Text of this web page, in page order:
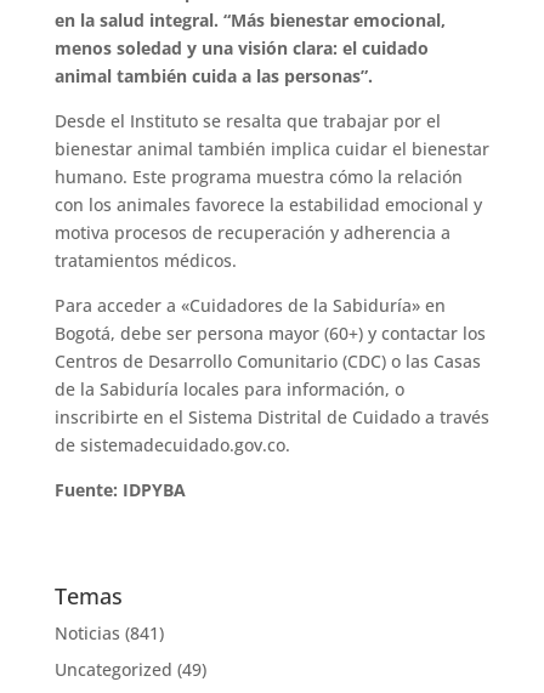
en la salud integral. “Más bienestar emocional,
menos soledad y una visión clara: el cuidado
animal también cuida a las personas”.
Desde el Instituto se resalta que trabajar por el
bienestar animal también implica cuidar el bienestar
humano. Este programa muestra cómo la relación
con los animales favorece la estabilidad emocional y
motiva procesos de recuperación y adherencia a
tratamientos médicos.
Para acceder a «Cuidadores de la Sabiduría» en
Bogotá, debe ser persona mayor (60+) y contactar los
Centros de Desarrollo Comunitario (CDC) o las Casas
de la Sabiduría locales para información, o
inscribirte en el Sistema Distrital de Cuidado a través
de sistemadecuidado.gov.co.
Fuente: IDPYBA
Temas
Noticias (841)
Uncategorized (49)